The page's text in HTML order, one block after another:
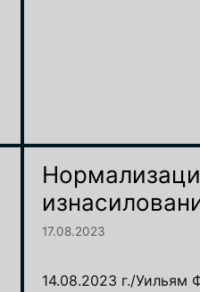
17.08.2023
14.08.2023 г./